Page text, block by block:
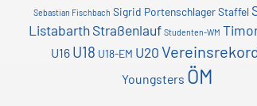
Sebastian Fischbach Sigrid PortenschlagerStaffel
ListabarthStraßenlauf Studenten-WM
U16 U18 U18-EM U20
Youngsters ÖM